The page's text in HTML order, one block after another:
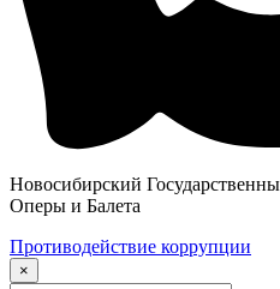
Новосибирский
Оперы и Балета
Противодействие коррупции
×